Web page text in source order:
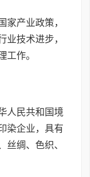
产业政策，
业技术进步，
工作。
民共和国境
染企业，具有
丝绸、色织、